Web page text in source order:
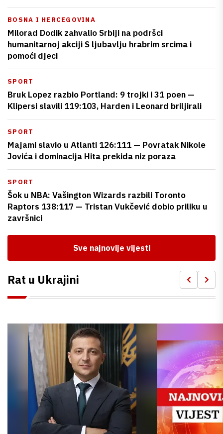
BOSNA I HERCEGOVINA
Milorad Dodik zahvalio Srbiji na podršci
humanitarnoj akciji S ljubavlju hrabrim srcima i
pomoći djeci
SPORT
Bruk Lopez razbio Portland: 9 trojki i 31 poen —
Klipersi slavili 119:103, Harden i Leonard briljirali
SPORT
Majami slavio u Atlanti 126:111 — Povratak Nikole
Jovića i dominacija Hita prekida niz poraza
SPORT
Šok u NBA: Vašington Wizards razbili Toronto
Raptors 138:117 — Tristan Vukčević dobio priliku u
završnici
Sve najnovije vijesti
Rat u Ukrajini